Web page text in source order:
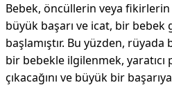
Bebek, öncüllerin veya
büyük başarı ve icat, bir
başlamıştır. Bu yüzden,
bir bebekle ilgilenmek,
çıkacağını ve büyük bir